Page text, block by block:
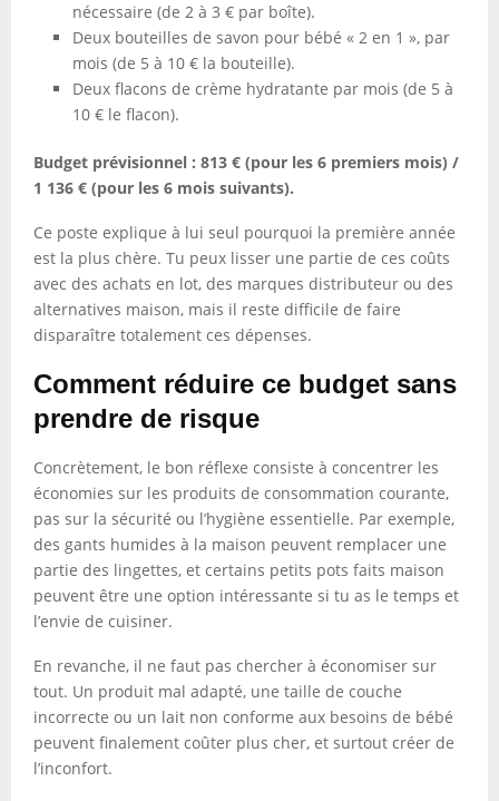
nécessaire (de 2 à 3 € par boîte).
Deux bouteilles de savon pour bébé « 2 en 1 », par
mois (de 5 à 10 € la bouteille).
Deux flacons de crème hydratante par mois (de 5 à
10 € le flacon).
Budget prévisionnel : 813 € (pour les 6 premiers mois) /
1 136 € (pour les 6 mois suivants).
Ce poste explique à lui seul pourquoi la première année
est la plus chère. Tu peux lisser une partie de ces coûts
avec des achats en lot, des marques distributeur ou des
alternatives maison, mais il reste difficile de faire
disparaître totalement ces dépenses.
Comment réduire ce budget sans
prendre de risque
Concrètement, le bon réflexe consiste à concentrer les
économies sur les produits de consommation courante,
pas sur la sécurité ou l’hygiène essentielle. Par exemple,
des gants humides à la maison peuvent remplacer une
partie des lingettes, et certains petits pots faits maison
peuvent être une option intéressante si tu as le temps et
l’envie de cuisiner.
En revanche, il ne faut pas chercher à économiser sur
tout. Un produit mal adapté, une taille de couche
incorrecte ou un lait non conforme aux besoins de bébé
peuvent finalement coûter plus cher, et surtout créer de
l’inconfort.